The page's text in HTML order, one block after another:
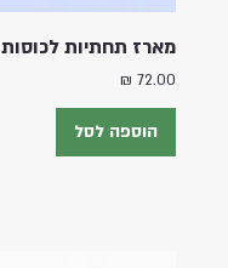
מארז תחתיות לכוסות
מחיר
הוספה לסל